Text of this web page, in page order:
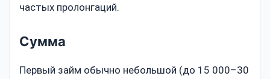
частых пролонгаций.
Сумма
Первый займ обычно небольшой (до 15 000–30